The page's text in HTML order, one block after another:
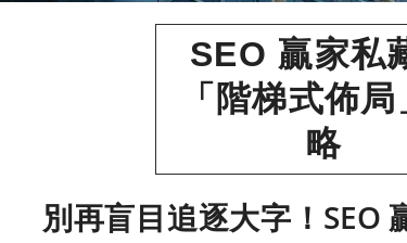
SEO 贏家私
「階梯式佈
略
別再盲目追逐大字！SEO